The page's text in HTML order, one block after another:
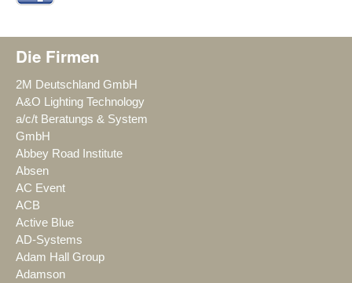
Die Firmen
2M Deutschland GmbH
A&O Lighting Technology
a/c/t Beratungs & System
GmbH
Abbey Road Institute
Absen
AC Event
ACB
Active Blue
AD-Systems
Adam Hall Group
Adamson